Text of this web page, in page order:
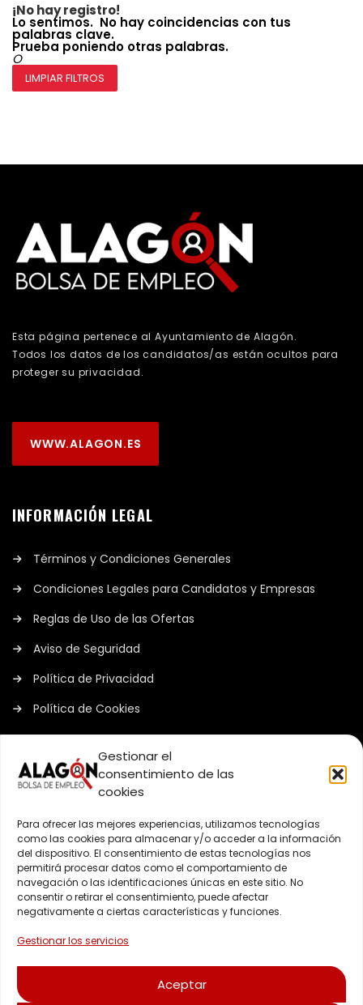
Gestionar el
consentimiento de las
cookies
Para ofrecer las mejores experiencias, utilizamos tecnologías
como las cookies para almacenar y/o acceder a la información
del dispositivo. El consentimiento de estas tecnologías nos
permitirá procesar datos como el comportamiento de
navegación o las identificaciones únicas en este sitio. No
consentir o retirar el consentimiento, puede afectar
negativamente a ciertas características y funciones.
Gestionar los servicios
Aceptar
¡No hay registro!
Lo sentimos. No hay coincidencias con tus
palabras clave.
Prueba poniendo otras palabras.
O
LIMPIAR FILTROS
Esta página pertenece al Ayuntamiento de Alagón.
Todos los datos de los candidatos/as están ocultos para
proteger su privacidad.
WWW.ALAGON.ES
INFORMACIÓN LEGAL
Términos y Condiciones Generales
Condiciones Legales para Candidatos y Empresas
Reglas de Uso de las Ofertas
Aviso de Seguridad
Política de Privacidad
Política de Cookies
PLATAFORMA
Registro de Candidatos/as
Ofertas de Empleo
Empresas